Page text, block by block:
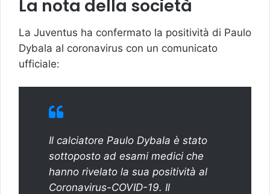
La nota della società
La Juventus ha confermato la positività di Paulo
Dybala al coronavirus con un comunicato
ufficiale:
Il calciatore Paulo Dybala è stato
sottoposto ad esami medici che
hanno rivelato la sua positività al
Coronavirus-COVID-19. Il